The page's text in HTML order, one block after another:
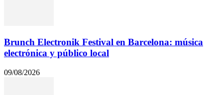
Brunch Electronik Festival en Barcelona: música
electrónica y público local
09/08/2026